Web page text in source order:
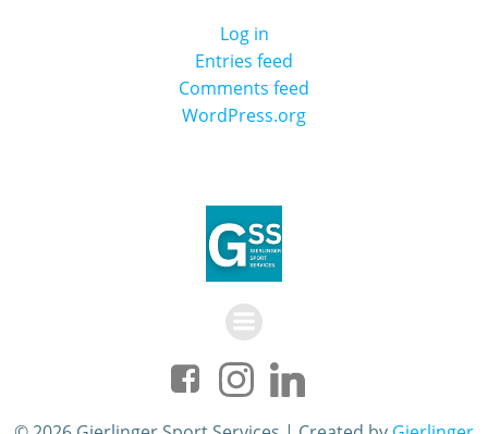
Log in
Entries feed
Comments feed
WordPress.org